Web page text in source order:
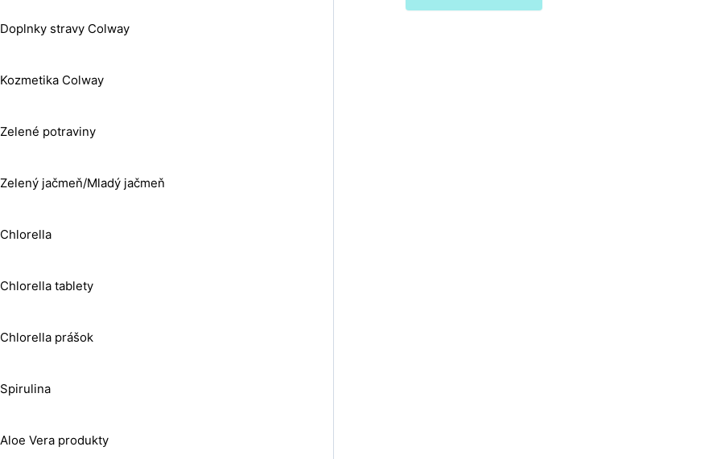
Doplnky stravy Colway
Kozmetika Colway
Zelené potraviny
Zelený jačmeň/Mladý jačmeň
Chlorella
Chlorella tablety
Chlorella prášok
Spirulina
Aloe Vera produkty